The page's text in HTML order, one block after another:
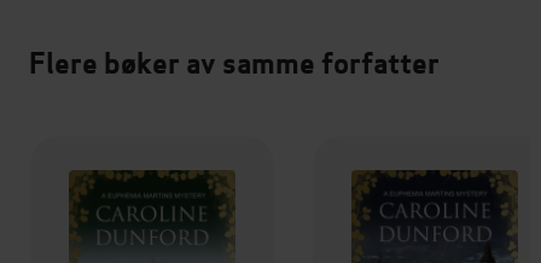
Flere bøker av samme forfatter